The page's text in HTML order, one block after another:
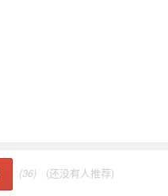
(36) (还没有人推荐)